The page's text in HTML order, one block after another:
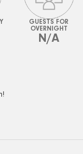
GUESTS FOR
OVERNIGHT
N/A